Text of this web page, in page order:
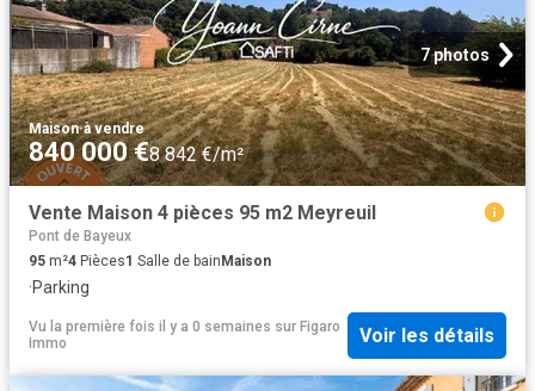
7 photos
Maison·à vendre
840 000 €8 842 €/m²
Vente Maison 4 pièces 95 m2 Meyreuil
Pont de Bayeux
95 m²4 Pièces1 Salle de bainMaison
·Parking
Vu la première fois il y a 0 semaines sur Figaro
Immo
Voir les détails